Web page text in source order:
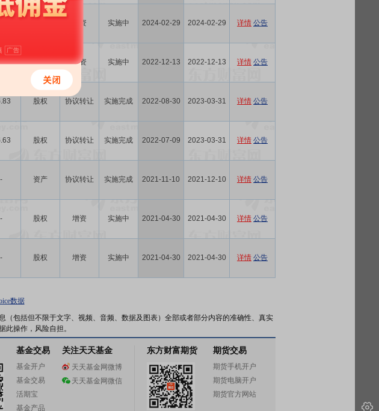
增资 实施中 2024-02-29 2024-02-29 详情 公告
- 股权 增资 实施中 2022-12-13 2022-12-13 详情 公告
股权 协议转让 实施完成 2022-08-30 2023-03-31 详情 公告
股权 协议转让 实施完成 2022-07-09 2023-03-31 详情 公告
- 资产 协议转让 实施完成 2021-11-10 2021-12-10 详情 公告
- 股权 增资 实施中 2021-04-30 2021-04-30 详情 公告
- 股权 增资 实施中 2021-04-30 2021-04-30 详情 公告
数据
包括但不限于文字、视频、音频、数据及图表）全部或者部分内容的准确性、真实
操作，风险自担。
基金交易
基金开户
基金交易
活期宝
基金产品
关注天天基金
天天基金网微博
天天基金网微信
东方财富期货 期货交易
期货手机开户
期货电脑开户
期货官方网站